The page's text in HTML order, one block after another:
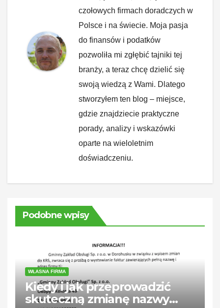
czołowych firmach doradczych w
Polsce i na świecie. Moja pasja
do finansów i podatków
pozwoliła mi zgłębić tajniki tej
branży, a teraz chcę dzielić się
swoją wiedzą z Wami. Dlatego
stworzyłem ten blog – miejsce,
gdzie znajdziecie praktyczne
porady, analizy i wskazówki
oparte na wieloletnim
doświadczeniu.
Podobne wpisy
WŁASNA FIRMA
Kiedy i jak przeprowadzić
skuteczną zmianę nazwy